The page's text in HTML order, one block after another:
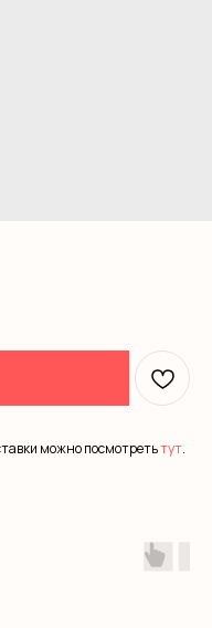
можно посмотретьтут.